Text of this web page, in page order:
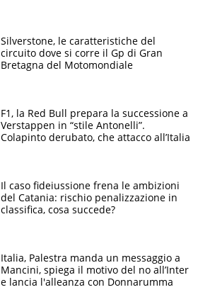
Silverstone, le caratteristiche del
circuito dove si corre il Gp di Gran
Bretagna del Motomondiale
F1, la Red Bull prepara la successione a
Verstappen in “stile Antonelli”.
Colapinto derubato, che attacco all’Italia
Il caso fideiussione frena le ambizioni
del Catania: rischio penalizzazione in
classifica, cosa succede?
Italia, Palestra manda un messaggio a
Mancini, spiega il motivo del no all’Inter
e lancia l'alleanza con Donnarumma